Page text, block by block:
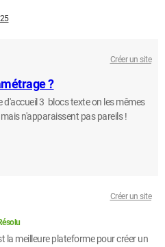
Créer un site
?
d'accueil 3 blocs texte on les mêmes
n'apparaissent pas pareils !
Créer un site
la meilleure plateforme pour créer un